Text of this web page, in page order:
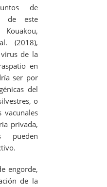
de
de este
Kouakou,
(2018),
de la
en
ser por
del
o
vacunales
privada,
pueden
engorde,
de la